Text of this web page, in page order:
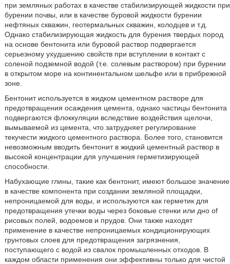
при земляных работах в качестве стабилизирующей жидкости при
бурении почвы, или в качестве буровой жидкости бурении
нефтяных скважин, геотермальных скважин, колодцев и т.д.
Однако стабилизирующая жидкость для бурения твердых пород
на основе бентонита или буровой раствор подвергается
серьезному ухудшению свойств при вступлении в контакт с
соленой подземной водой (т.е. солевым раствором) при бурении
в открытом море на континентальном шельфе или в прибрежной
зоне.
Бентонит используется в жидком цементном растворе для
предотвращения осаждения цемента, однако частицы бентонита
подвергаются флоккуляции вследствие воздействия щелочи,
вымываемой из цемента, что затрудняет регулирование
текучести жидкого цементного раствора. Более того, становится
невозможным вводить бентонит в жидкий цементный раствор в
высокой концентрации для улучшения герметизирующей
способности.
Набухающие глины, такие как бентонит, имеют большое значение
в качестве компонента при создании земляной площадки,
непроницаемой для воды, и используются как герметик для
предотвращения утечки воды через боковые стенки или дно of
рисовых полей, водоемов и прудов. Они также находят
применение в качестве непроницаемых кондиционирующих
грунтовых слоев для предотвращения загрязнения,
поступающего с водой из свалок промышленных отходов. В
каждом области применения они эффективны только для чистой